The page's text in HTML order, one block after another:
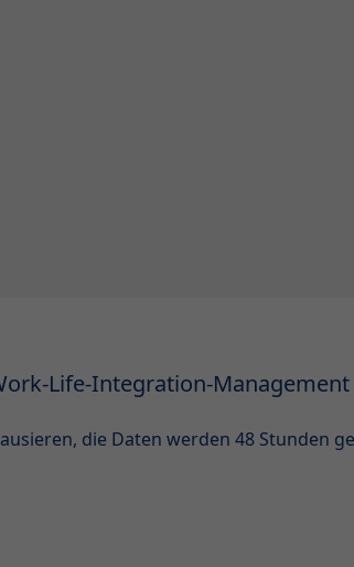
Life-Integration-Management
die Daten werden 48 Stunden